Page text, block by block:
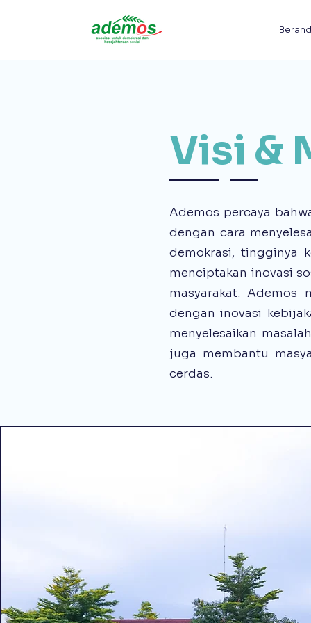
Visi &
Ademos percaya
dengan cara
demokrasi, tingginya
menciptakan inovasi
masyarakat. Ademos
dengan inovasi
menyelesaikan
juga membantu
cerdas.